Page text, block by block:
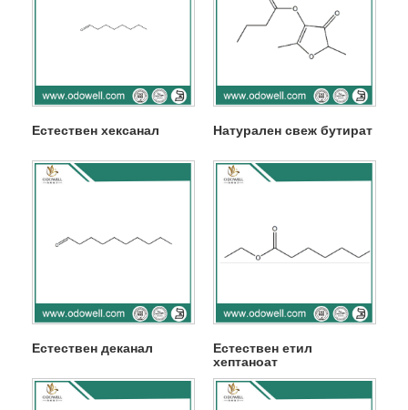
Естествен хексанал Натурален свеж бутират
Естествен деканал
Естествен етил
хептаноат